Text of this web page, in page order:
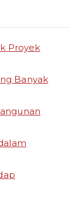
Proyek
Banyak